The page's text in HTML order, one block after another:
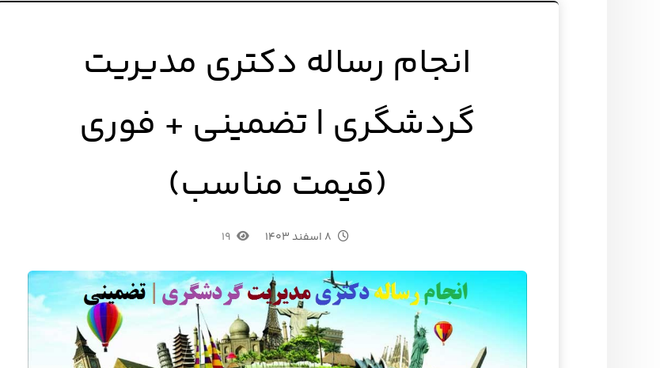
انجام رساله دکتری مدیریت
گردشگری | تضمینی + فوری
(قیمت مناسب)
۸ اسفند ۱۴۰۳ ۱۹